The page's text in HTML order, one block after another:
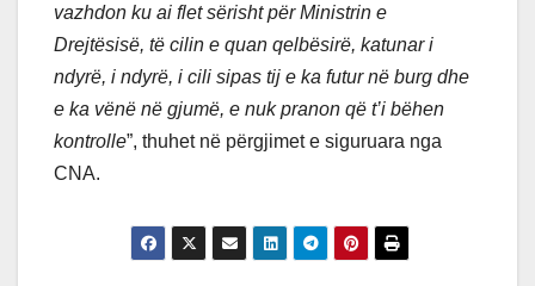
vazhdon ku ai flet sërisht për Ministrin e
Drejtësisë, të cilin e quan qelbësirë, katunar i
ndyrë, i ndyrë, i cili sipas tij e ka futur në burg dhe
e ka vënë në gjumë, e nuk pranon që t’i bëhen
kontrolle”, thuhet në përgjimet e siguruara nga
CNA.